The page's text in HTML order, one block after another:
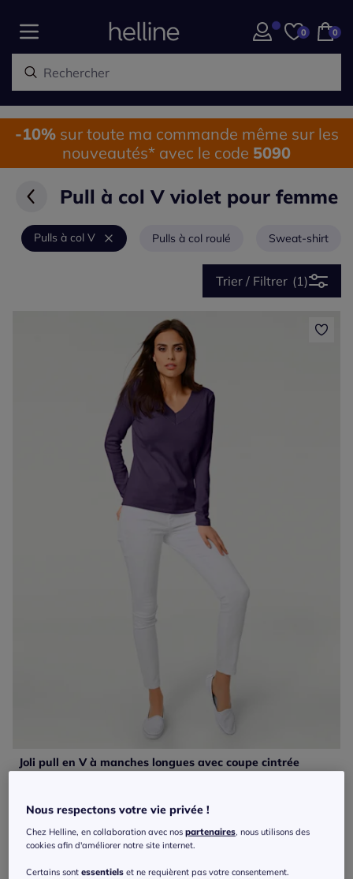
0 0
-10%sur toute ma commande même sur les
nouveautés* avec le code 5090
Pull à col V violet pour femme
Pulls à col V Pulls à col roulé Sweat-shirt
Trier / Filtrer (1)
Joli pull en V à manches longues avec coupe cintrée
Nous respectons votre vie privée !
Chez Helline, en collaboration avec nospartenaires, nous utilisons des
cookies afin d'améliorer notre site internet.
Certains sontessentiels et ne requièrent pas votre consentement.